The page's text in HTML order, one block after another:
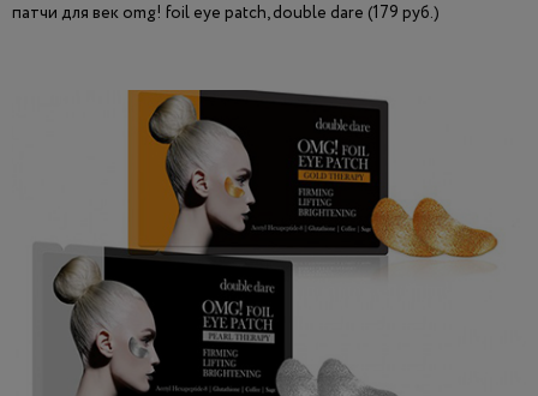
патчи для век omg! foil eye patch, double dare (179 руб.)